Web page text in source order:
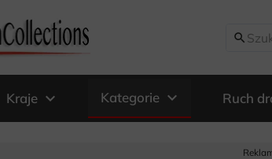
search
Kraje expand_more Kategorie expand_more Ruch